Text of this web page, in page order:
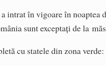
intrat în vigoare în
sunt exceptați de la
cu statele din zona verde: